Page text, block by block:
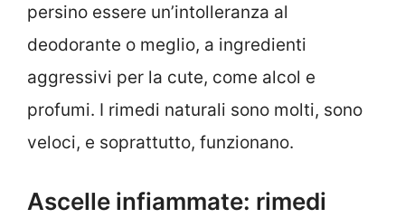
persino essere un’intolleranza al
deodorante o meglio, a ingredienti
aggressivi per la cute, come alcol e
profumi. I rimedi naturali sono molti, sono
veloci, e soprattutto, funzionano.
Ascelle infiammate: rimedi